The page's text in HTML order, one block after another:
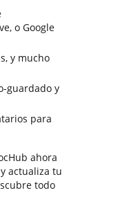
o Google
y mucho
guardado y
para
ahora
actualiza tu
todo